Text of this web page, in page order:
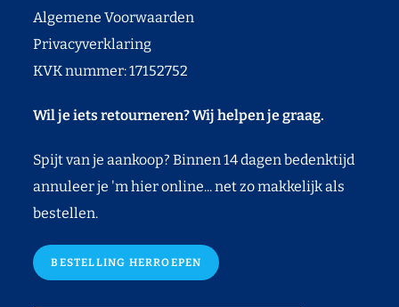
Algemene Voorwaarden
Privacyverklaring
KVK nummer: 17152752
Wil je iets retourneren? Wij helpen je graag.
Spijt van je aankoop? Binnen 14 dagen bedenktijd
annuleer je 'm hier online... net zo makkelijk als
bestellen.
BESTELLING HERROEPEN